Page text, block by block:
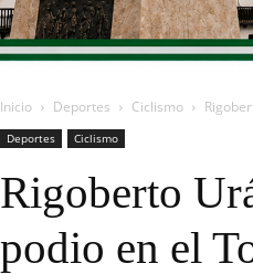
Inicio Deportes Ciclismo
Deportes Ciclismo
Rigoberto
podio en el